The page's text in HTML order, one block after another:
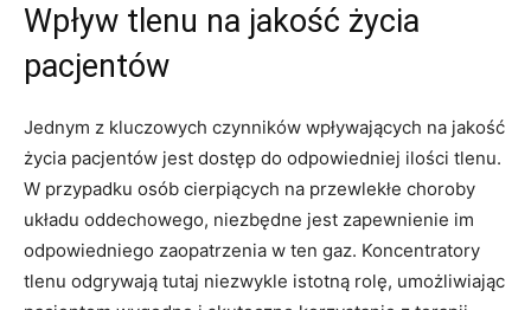
Wpływ tlenu na jakość życia
pacjentów
Jednym z kluczowych czynników wpływających na jakość
życia ‌pacjentów jest dostęp do odpowiedniej ilości tlenu.
W przypadku‌ osób cierpiących na ⁣przewlekłe choroby
układu oddechowego, niezbędne jest zapewnienie im
odpowiedniego zaopatrzenia‍ w ten gaz. Koncentratory
tlenu odgrywają tutaj‌ niezwykle istotną rolę, umożliwiając